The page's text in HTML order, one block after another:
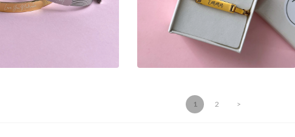
17,00 €
18,00 €
1 2 >